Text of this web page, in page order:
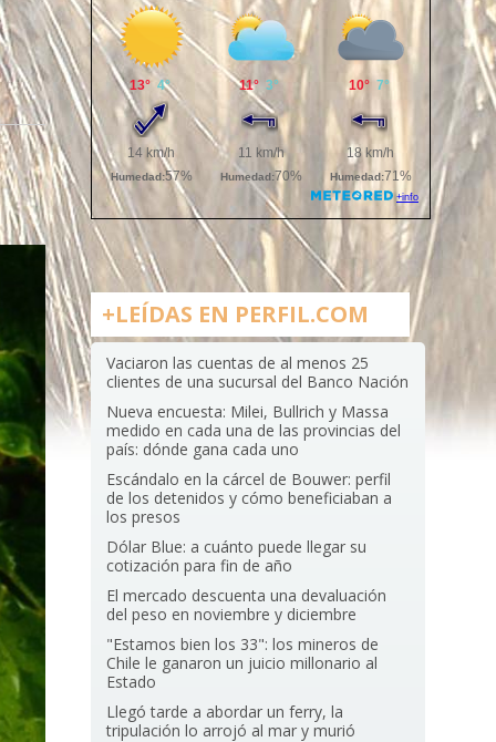
+LEÍDAS EN PERFIL.COM
Vaciaron las cuentas de al menos 25
clientes de una sucursal del Banco Nación
Nueva encuesta: Milei, Bullrich y Massa
medido en cada una de las provincias del
país: dónde gana cada uno
Escándalo en la cárcel de Bouwer: perfil
de los detenidos y cómo beneficiaban a
los presos
Dólar Blue: a cuánto puede llegar su
cotización para fin de año
El mercado descuenta una devaluación
del peso en noviembre y diciembre
"Estamos bien los 33": los mineros de
Chile le ganaron un juicio millonario al
Estado
Llegó tarde a abordar un ferry, la
tripulación lo arrojó al mar y murió